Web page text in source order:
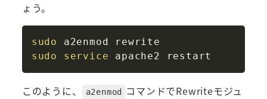
ょう。
sudo
sudo
service
このように、 a2enmod
コマンドでRewriteモジュ